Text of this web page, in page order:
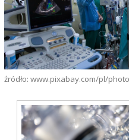
źródło: www.pixabay.com/pl/